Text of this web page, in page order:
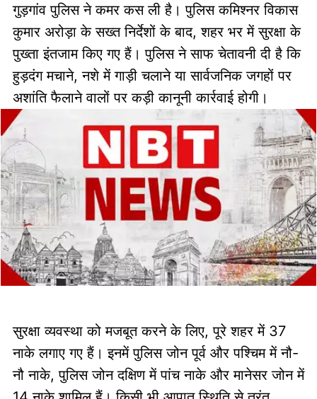
गुड़गांव पुलिस ने कमर कस ली है। पुलिस कमिश्नर विकास
कुमार अरोड़ा के सख्त निर्देशों के बाद, शहर भर में सुरक्षा के
पुख्ता इंतजाम किए गए हैं। पुलिस ने साफ चेतावनी दी है कि
हुड़दंग मचाने, नशे में गाड़ी चलाने या सार्वजनिक जगहों पर
अशांति फैलाने वालों पर कड़ी कानूनी कार्रवाई होगी।
सुरक्षा व्यवस्था को मजबूत करने के लिए, पूरे शहर में 37
नाके लगाए गए हैं। इनमें पुलिस जोन पूर्व और पश्चिम में नौ-
नौ नाके, पुलिस जोन दक्षिण में पांच नाके और मानेसर जोन में